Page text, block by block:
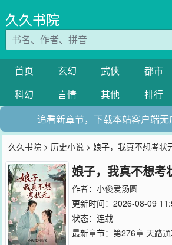
久久书院
首页 玄幻 武侠 都市
科幻
言情 其他 排行
追看新章节，下载本站客户端
久久书院 > 历史小说 > 娘子，我真不想考状
娘子，我真不想考
作者： 小俊爱汤圆
更新时间：2026-08-09
状态：连载
最新章节： 第276章 天路